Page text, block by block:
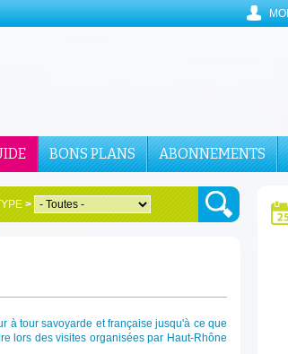
BONS PLANS ABONNEMENTS
>
à tour savoyarde et française jusqu'à ce que
lors des visites organisées par Haut-Rhône